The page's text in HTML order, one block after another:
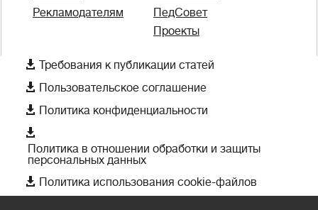
Рекламодателям
ПедСовет
Проекты
 Требования к публикации статей
 Пользовательское соглашение
 Политика конфиденциальности

Политика в отношении обработки и защиты
персональных данных
 Политика использования cookie-файлов